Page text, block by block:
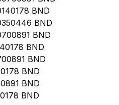
BND
BND
BND
BND
BND
BND
BND
BND